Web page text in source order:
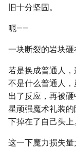
旧十分坚固。
呃——
一块断裂的岩块砸
若是换成普通人
不是什么普通人
出了反应，再被
星顽强魔术礼装
下掉在了自己头上
这一下魔力损失量